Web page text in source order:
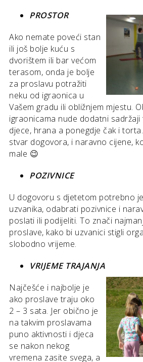
PROSTOR
Ako nemate poveći stan
ili još bolje kuću s
dvorištem ili bar većom
terasom, onda je bolje
za proslavu potražiti
neku od igraonica u
Vašem gradu ili obližnjem mjestu.
igraonicama nude dodatni sadržaji
djece, hrana a ponegdje čak i
stvar dogovora, i naravno cijene,
male 😉
POZIVNICE
U dogovoru s djetetom potrebno
uzvanika, odabrati pozivnice i
poslati ili podijeliti. To znači
proslave, kako bi uzvanici stigli
slobodno vrijeme.
VRIJEME TRAJANJA
Najčešće i najbolje je
ako proslave traju oko
2 – 3 sata. Jer obično je
na takvim proslavama
puno aktivnosti i djeca
se nakon nekog
vremena zasite svega, a